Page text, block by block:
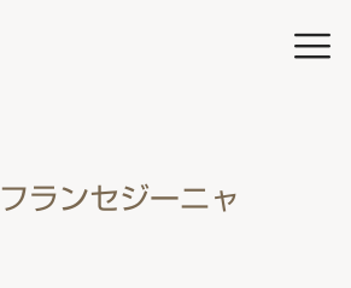
フランセジーニャ